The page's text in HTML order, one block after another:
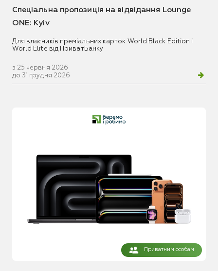
Спеціальна пропозиція на відвідання Lounge
ONE: Kyiv
Для власників преміальних карток World Black Edition і
World Elite від ПриватБанку
з 25 червня 2026
до 31 грудня 2026
Приватним особам